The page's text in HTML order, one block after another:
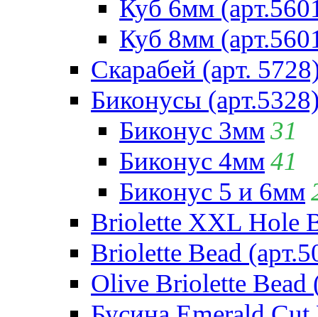
Куб 6мм
Куб 8мм
Скарабей (арт.
Биконусы
Биконус 3мм31
Биконус 4мм41
Биконус 5 и 6мм
Briolette XXL Hole
Briolette Bead
Olive Briolette Bead